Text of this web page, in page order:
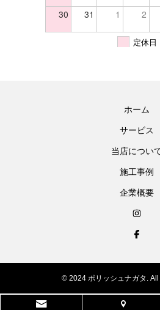
30 31 1 2
定休日
ホーム
サービス
当店につい
施工事例
企業概要
© 2024 ポリッシュナガタ.